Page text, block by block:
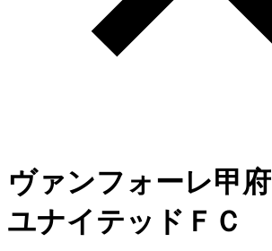
ヴァンフォーレ甲府
ユナイテッドＦＣ